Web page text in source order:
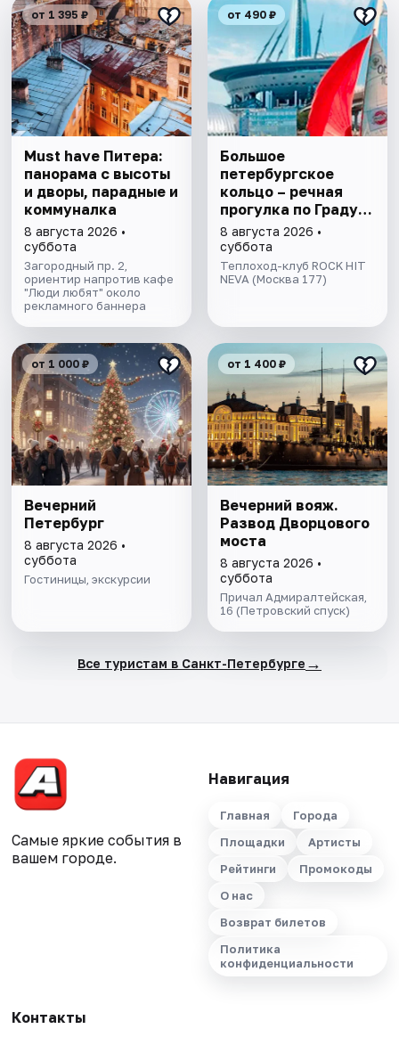
от 1 395 ₽
Must have Питера:
панорама с высоты
и дворы, парадные и
коммуналка
8 августа 2026 •
суббота
Загородный пр. 2,
ориентир напротив кафе
"Люди любят" около
рекламного баннера
от 490 ₽
Большое
петербургское
кольцо – речная
прогулка пo Граду
на Неве с
авторской
экскурсией и живой
музыкой в тёплом
8 августа 2026 •
суббота
Теплоход-клуб ROCK HIT
NEVA (Москва 177)
от 1 000 ₽
Вечерний
Петербург
8 августа 2026 •
суббота
Гостиницы, экскурсии
от 1 400 ₽
Вечерний вояж.
Развод Дворцового
моста
8 августа 2026 •
суббота
Причал Адмиралтейская,
16 (Петровский спуск)
Все туристам в Санкт-Петербурге →
Самые яркие события в
вашем городе.
Навигация
Главная
Города
Площадки
Артисты
Рейтинги
Промокоды
О нас
Возврат билетов
Политика
конфиденциальности
Контакты